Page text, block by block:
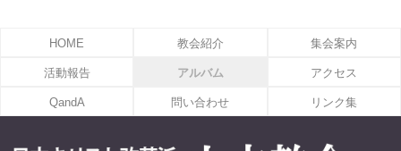
HOME 教会紹介 集会案内
活動報告 アルバム アクセス
QandA 問い合わせ リンク集